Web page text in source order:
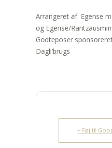
Arrangeret af: Egense
og Egense/
Godteposer
Dagli’brugs
+ Føj til